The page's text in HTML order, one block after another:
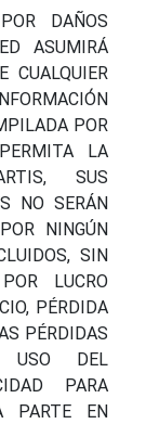
DAÑOS
ASUMIRÁ
CUALQUIER
POR
LA
SUS
NO SERÁN
NINGÚN
SIN
LUCRO
PÉRDIDA
PÉRDIDAS
USO DEL
PARA
PARTE EN